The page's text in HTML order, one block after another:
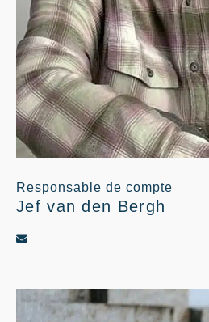
Responsable de compte
Jef van den Bergh